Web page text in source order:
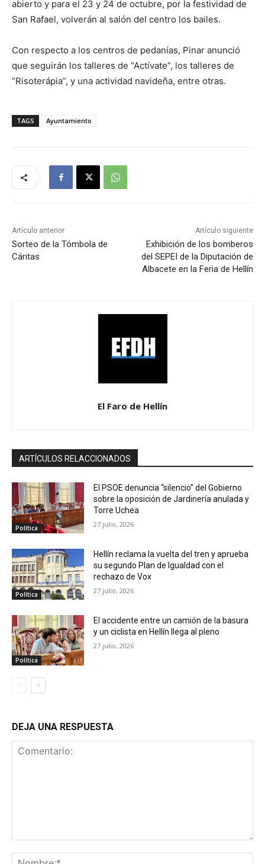
abierto y para el 23 y 24 de octubre, por la festividad de
San Rafael, volverán al salón del centro los bailes.
Con respecto a los centros de pedanías, Pinar anunció
que seguirán los talleres de “Actívate”, los talleres de
“Risoterápia”, y una actividad navideña, entre otras.
TAGS Ayuntamiento
Artículo anterior
Sorteo de la Tómbola de
Cáritas
Artículo siguiente
Exhibición de los bomberos
del SEPEI de la Diputación de
Albacete en la Feria de Hellín
El Faro de Hellín
ARTÍCULOS RELACCIONADOS
Política
El PSOE denuncia “silencio” del Gobierno
sobre la oposición de Jardinería anulada y
Torre Uchea
27 julio, 2026
Política
Hellín reclama la vuelta del tren y aprueba
su segundo Plan de Igualdad con el
rechazo de Vox
27 julio, 2026
Política
El accidente entre un camión de la basura
y un ciclista en Hellín llega al pleno
27 julio, 2026
DEJA UNA RESPUESTA